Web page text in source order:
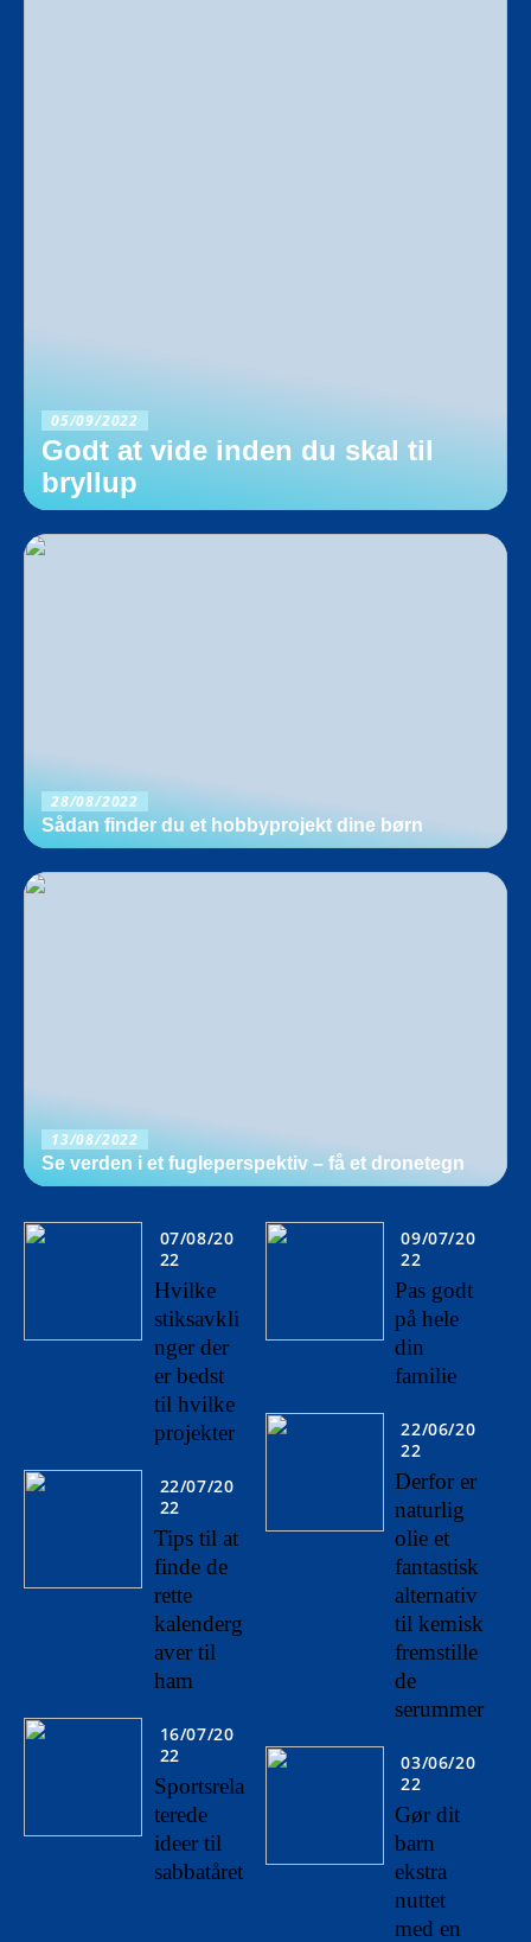
05/09/2022
Godt at vide inden du skal til
bryllup
28/08/2022
Sådan finder du et hobbyprojekt dine børn
13/08/2022
Se verden i et fugleperspektiv – få et dronetegn
07/08/20
22
Hvilke
stiksavkli
nger der
er bedst
til hvilke
projekter
22/07/20
22
Tips til at
finde de
rette
kalenderg
aver til
ham
16/07/20
22
Sportsrela
terede
ideer til
sabbatåret
09/07/20
22
Pas godt
på hele
din
familie
22/06/20
22
Derfor er
naturlig
olie et
fantastisk
alternativ
til kemisk
fremstille
de
serummer
03/06/20
22
Gør dit
barn
ekstra
nuttet
med en